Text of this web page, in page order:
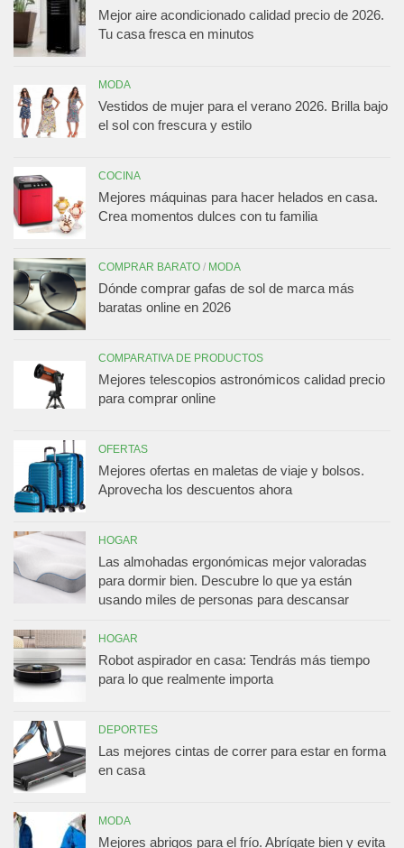
Mejor aire acondicionado calidad precio de 2026.
Tu casa fresca en minutos
MODA
Vestidos de mujer para el verano 2026. Brilla bajo
el sol con frescura y estilo
COCINA
Mejores máquinas para hacer helados en casa.
Crea momentos dulces con tu familia
COMPRAR BARATO / MODA
Dónde comprar gafas de sol de marca más
baratas online en 2026
COMPARATIVA DE PRODUCTOS
Mejores telescopios astronómicos calidad precio
para comprar online
OFERTAS
Mejores ofertas en maletas de viaje y bolsos.
Aprovecha los descuentos ahora
HOGAR
Las almohadas ergonómicas mejor valoradas
para dormir bien. Descubre lo que ya están
usando miles de personas para descansar
HOGAR
Robot aspirador en casa: Tendrás más tiempo
para lo que realmente importa
DEPORTES
Las mejores cintas de correr para estar en forma
en casa
MODA
Mejores abrigos para el frío. Abrígate bien y evita